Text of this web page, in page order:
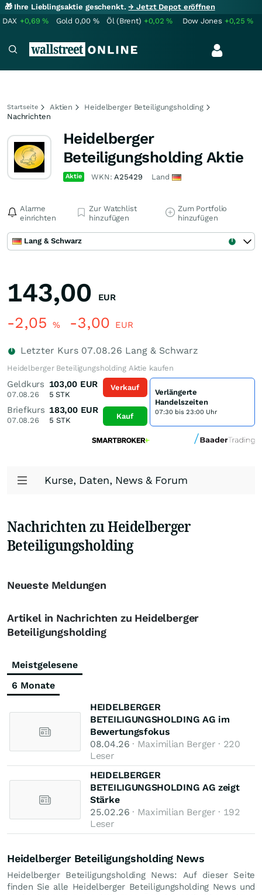
🎁 Ihre Lieblingsaktie geschenkt.→ Jetzt Depot eröffnen
DAX +0,69% Gold 0,00 % Öl (Brent) +0,02% Dow Jones +0,25%
Startseite Aktien
Heidelberger Beteiligungsholding
Nachrichten
Heidelberger
Beteiligungsholding Aktie
Aktie WKN:A25429 Land
Alarme
einrichten
Zur Watchlist
hinzufügen
Zum Portfolio
hinzufügen
Lang & Schwarz
143,00 EUR
-2,05 % -3,00 EUR
Letzter Kurs 07.08.26 Lang & Schwarz
Heidelberger Beteiligungsholding Aktie kaufen
Geldkurs
07.08.26
103,00 EUR
5 STK
Briefkurs
07.08.26
183,00 EUR
5 STK
Verkauf
Kauf
Verlängerte
Handelszeiten
07:30 bis 23:00 Uhr
Kurse, Daten, News & Forum
Nachrichten zu Heidelberger
Beteiligungsholding
Neueste Meldungen
Artikel in Nachrichten zu Heidelberger
Beteiligungsholding
Meistgelesene
6 Monate
HEIDELBERGER
BETEILIGUNGSHOLDING AG im
Bewertungsfokus
08.04.26 · Maximilian Berger · 220
Leser
HEIDELBERGER
BETEILIGUNGSHOLDING AG zeigt
Stärke
25.02.26 · Maximilian Berger · 192
Leser
Heidelberger Beteiligungsholding News
Heidelberger Beteiligungsholding News: Auf dieser Seite
finden Sie alle Heidelberger Beteiligungsholding News und